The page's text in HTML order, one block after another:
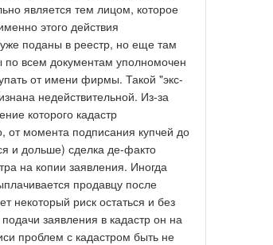
является тем лицом, которое
этого действия
поданы в реестр, но еще там
по всем документам уполномочен
от имени фирмы. Такой "экс-
недействительной. Из-за
которого кадастр
от момента подписания купчей до
и дольше) сделка де-факто
на копии заявления. Иногда
продавцу после
некоторый риск остаться и без
заявления в кадастр он на
проблем с кадастром быть не